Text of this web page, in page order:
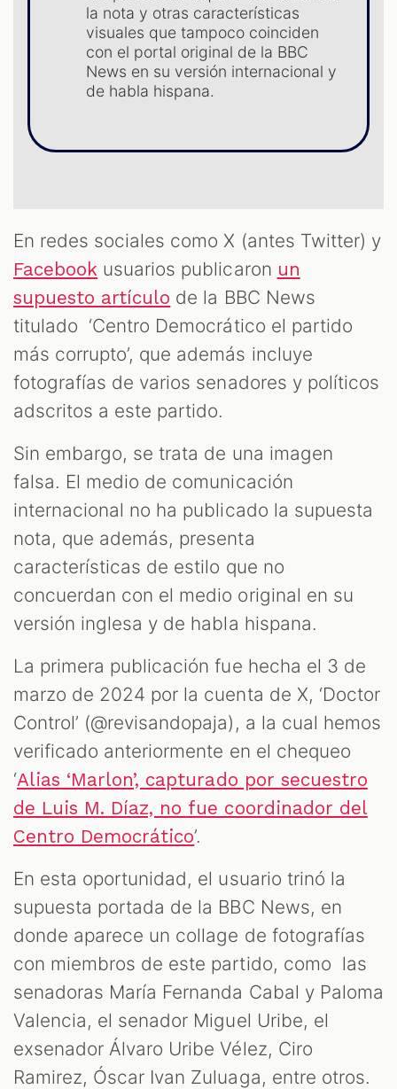
la nota y otras características
visuales que tampoco coinciden
con el portal original de la BBC
News en su versión internacional y
de habla hispana.
En redes sociales como X (antes Twitter) y
Facebook usuarios publicaron un
supuesto artículo de la BBC News
titulado ‘Centro Democrático el partido
más corrupto’, que además incluye
fotografías de varios senadores y políticos
adscritos a este partido.
Sin embargo, se trata de una imagen
falsa. El medio de comunicación
internacional no ha publicado la supuesta
nota, que además, presenta
características de estilo que no
concuerdan con el medio original en su
versión inglesa y de habla hispana.
La primera publicación fue hecha el 3 de
marzo de 2024 por la cuenta de X, ‘Doctor
Control’ (@revisandopaja), a la cual hemos
verificado anteriormente en el chequeo
‘Alias ‘Marlon’, capturado por secuestro
de Luis M. Díaz, no fue coordinador del
Centro Democrático’.
En esta oportunidad, el usuario trinó la
supuesta portada de la BBC News, en
donde aparece un collage de fotografías
con miembros de este partido, como las
senadoras María Fernanda Cabal y Paloma
Valencia, el senador Miguel Uribe, el
exsenador Álvaro Uribe Vélez, Ciro
Ramirez, Óscar Ivan Zuluaga, entre otros.